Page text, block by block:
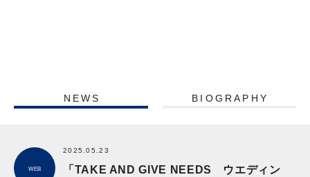
NEWS BIOGRAPHY
WEB
2025.05.23
「TAKE AND GIVE NEEDS ウエディン